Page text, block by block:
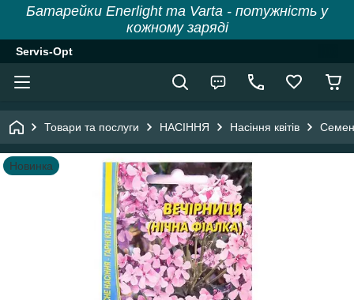
Батарейки Enerlight та Varta - потужність у
кожному заряді
Servis-Opt
Товари та послуги НАСІННЯ Насіння квітів
Новинка